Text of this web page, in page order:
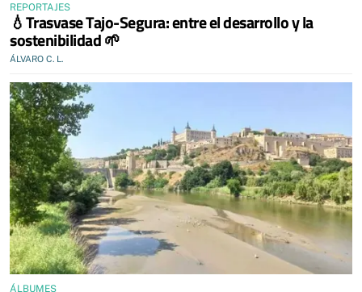
REPORTAJES
💧Trasvase Tajo-Segura: entre el desarrollo y la
sostenibilidad 🌱
ÁLVARO C. L.
ÁLBUMES